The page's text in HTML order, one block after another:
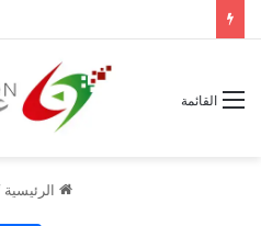
القائمة
الرئيسية